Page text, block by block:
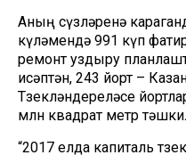
Аның сүзләренә
күләмендә 991 күп
ремонт уздыру
исәптән, 243 йорт –
Төзекләндереләсе
млн квадрат метр
“2017 елда капиталь